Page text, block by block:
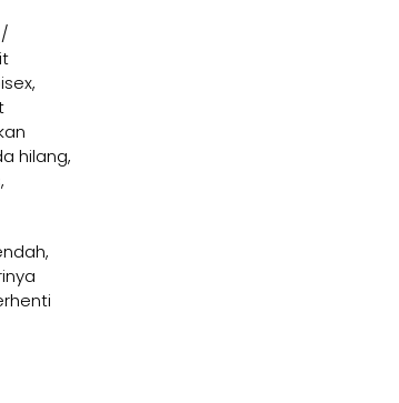
hilang,